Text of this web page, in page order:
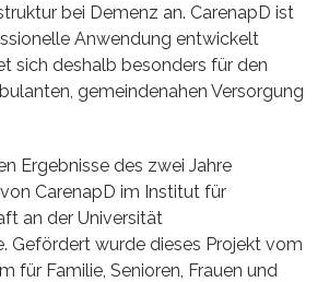
bei Demenz an. CarenapD ist
Anwendung entwickelt
sich deshalb besonders für den
gemeindenahen Versorgung
Ergebnisse des zwei Jahre
CarenapD im Institut für
an der Universität
Gefördert wurde dieses Projekt vom
für Familie, Senioren, Frauen und